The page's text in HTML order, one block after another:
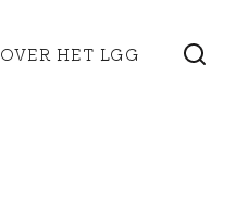
OVER HET LGG